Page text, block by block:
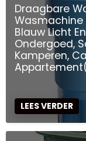
Draagbare
Wasmachine
Blauw Licht
Ondergoed,
Kamperen,
LEES VERDER